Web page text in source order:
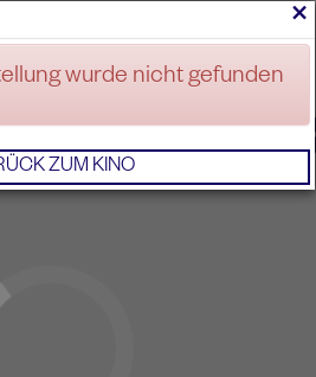
ANMELDEN
×
wurde nicht gefunden
ZUM KINO